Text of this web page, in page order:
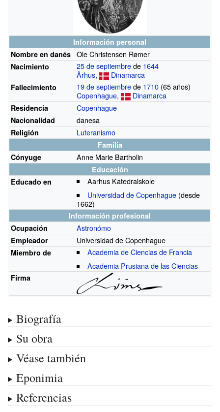
Información personal
Nombre en danés
Ole Christensen Rømer
Nacimiento 25 de septiembrede 1644
Århus, Dinamarca
Fallecimiento 19 de septiembrede 1710 (65 años)
Copenhague, Dinamarca
Residencia Copenhague
Nacionalidad danesa
Religión Luteranismo
Familia
Cónyuge
Anne Marie Bartholin
Educación
Educado en
Aarhus Katedralskole
Universidad de Copenhague (desde
1662)
Información profesional
Ocupación
Astronómo
Empleador Universidad de Copenhague
Miembro de
Academia de Ciencias de Francia
Academia Prusiana de las Ciencias
Firma
Biografía
Su obra
Véase también
Eponimia
Referencias